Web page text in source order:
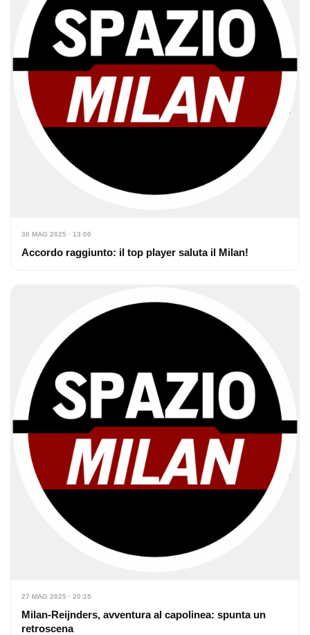
30 MAG 2025 · 13:00
Accordo raggiunto: il top player saluta il Milan!
27 MAG 2025 · 20:15
Milan-Reijnders, avventura al capolinea: spunta un
retroscena